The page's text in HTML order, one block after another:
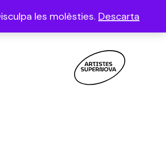
(0)
les molèsties. Descarta